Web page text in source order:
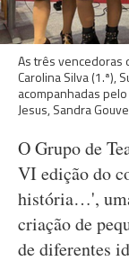
As três vencedoras
Carolina Silva (1.ª),
acompanhadas
Jesus, Sandra
O Grupo de
VI edição do
história…',
criação de
de diferentes